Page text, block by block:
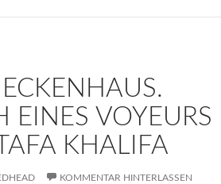
EINES VOYEURS
KHALIFA
KOMMENTAR HINTERLASSEN